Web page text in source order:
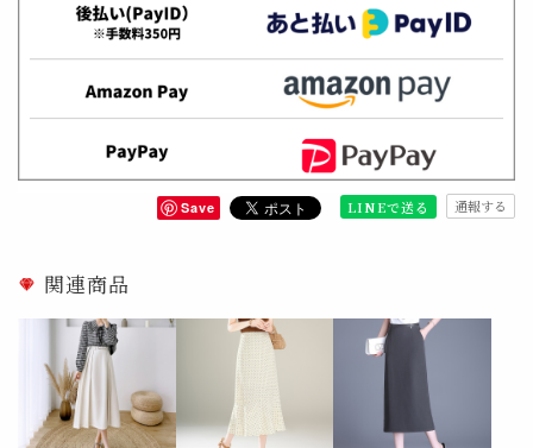
Save LINEで送る 通報する
関連商品